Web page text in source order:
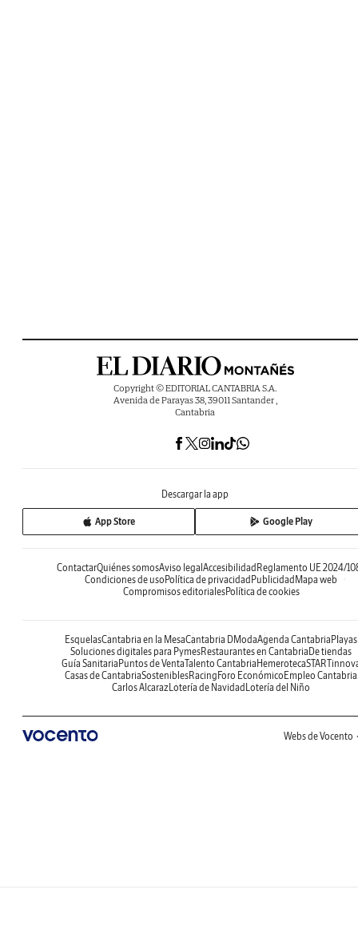
Copyright © EDITORIAL CANTABRIA S.A.
Avenida de Parayas 38, 39011 Santander ,
Cantabria
Descargar la app
App Store Google Play
ContactarQuiénes somosAviso legalAccesibilidadReglamento UE 2024/
Condiciones de usoPolítica de privacidadPublicidadMapa web
Compromisos editorialesPolítica de cookies
EsquelasCantabria en la MesaCantabria DModaAgenda CantabriaPlayas
Soluciones digitales para PymesRestaurantes en CantabriaDe tiendas
Guía SanitariaPuntos de VentaTalento CantabriaHemeroteca
Casas de CantabriaSosteniblesRacingForo EconómicoEmpleo Cantabria
Carlos AlcarazLotería de NavidadLotería del Niño
Webs de Vocento